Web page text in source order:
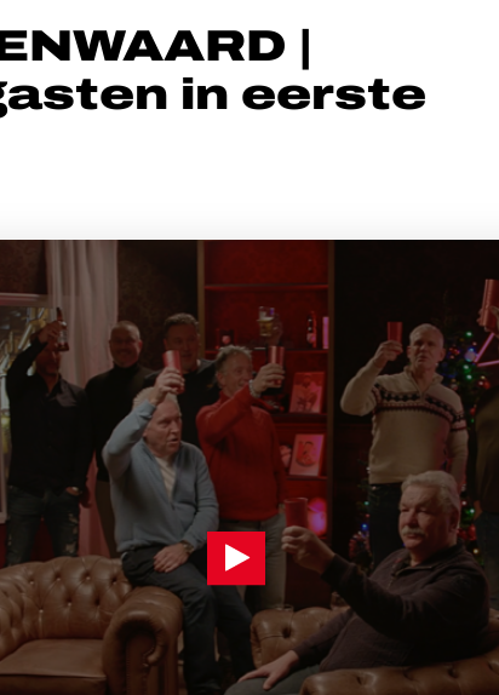
IN EERSTE AFLEVERING
|
in eerste